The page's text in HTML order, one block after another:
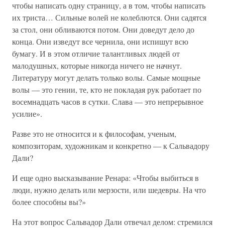
чтобы написать одну страницу, а в том, чтобы написать
их триста… Сильные волей не колеблются. Они садятся
за стол, они обливаются потом. Они доведут дело до
конца. Они изведут все чернила, они испишут всю
бумагу. И в этом отличие талантливых людей от
малодушных, которые никогда ничего не начнут.
Литературу могут делать только волы. Самые мощные
волы — это гении, те, кто не покладая рук работает по
восемнадцать часов в сутки. Слава — это непрерывное
усилие».
Разве это не относится и к философам, ученым,
композиторам, художникам и конкретно — к Сальвадору
Дали?
И еще одно высказывание Ренара: «Чтобы выбиться в
люди, нужно делать или мерзости, или шедевры. На что
более способны вы?»
На этот вопрос Сальвадор Дали отвечал делом: стремился